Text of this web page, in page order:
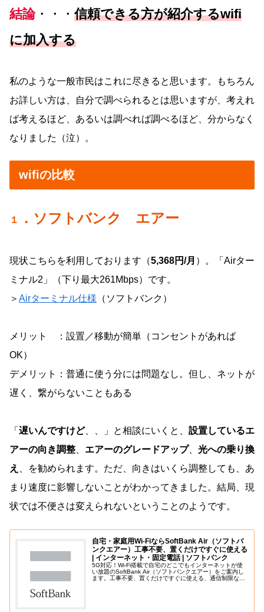
結論・・・信頼できる方が紹介するwifi
に加入する
私のような一般市民はこれに尽きると思います。もちろん
お詳しい方は、自分で調べられるとは思いますが、考えれ
ば考えるほど、あるいは調べれば調べるほど、分からなく
なりました（泣）。
wifiの比較
１ ．ソフトバンク エアー
現状こちらを利用しております（5,368円/月 ）。「Airター
ミナル2」（下り最大261Mbps）です。
＞ Airターミナル仕様 （ソフトバンク）
メリット ：設置／移動が簡単（コンセントがあれば
OK）
デメリット：普通に使う分には問題なし。但し、ネットが
遅く、繋がらないこともある
「 遅いんですけど、、」と相談にいくと、 設置しているエ
アーの向き調整
エアーのグレードアップ、 光への乗り換
え
、を勧められます。ただ、向きはいくら調整しても、あ
まり速度に影響しないことがわかってきました。結局、現
状では不便さは変えられないということのようです。
自宅・家庭用Wi-FiならSoftBank Air（ソフトバ
ンクエアー）工事不要、置くだけですぐに使える
| インターネット・固定電話 | ソフトバンク
5G対応！Wi-Fi搭載で自宅のどこでもインターネットが使
い放題のSoftBank Air（ソフトバンクエアー）をご案内し
ます。工事不要、置くだけですぐに使える、通信制限なし